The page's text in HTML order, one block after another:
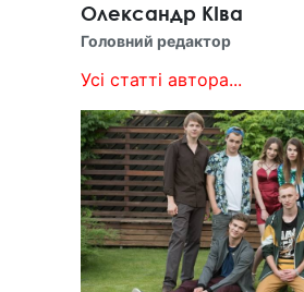
Олександр КІва
Головний редактор
Усі статті автора...